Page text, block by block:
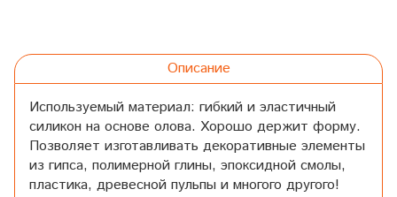
Описание
Используемый материал: гибкий и эластичный
силикон на основе олова. Хорошо держит форму.
Позволяет изготавливать декоративные элементы
из гипса, полимерной глины, эпоксидной смолы,
пластика, древесной пульпы и многого другого!